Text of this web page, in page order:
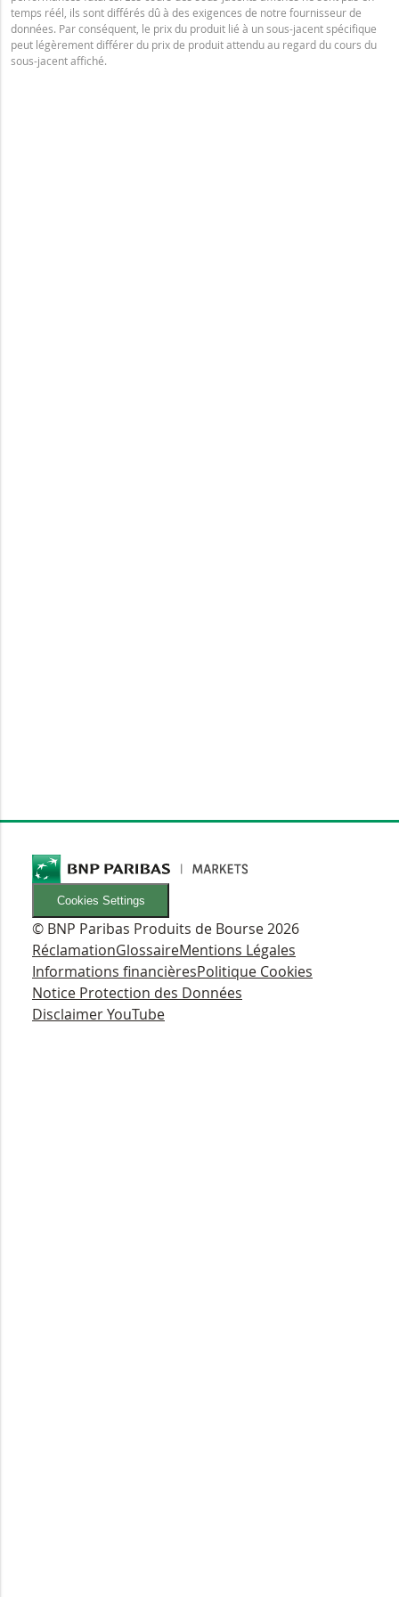
temps réél, ils sont différés dû à des exigences de notre fournisseur de
données. Par conséquent, le prix du produit lié à un sous-jacent spécifique
peut légèrement différer du prix de produit attendu au regard du cours du
sous-jacent affiché.
Cookies Settings
© BNP Paribas Produits de Bourse 2026
RéclamationGlossaireMentions Légales
Informations financièresPolitique Cookies
Notice Protection des Données
Disclaimer YouTube